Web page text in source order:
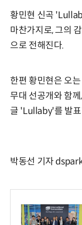
황민현 신곡
마찬가지로, 그의
으로 전해진다.
한편 황민현은 오
무대 선공개와 함
글 'Lullaby'를 발
박동선 기자